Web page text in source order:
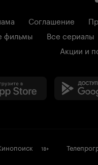
Соглашение
фильмы Все сериалы
Акции и
18+